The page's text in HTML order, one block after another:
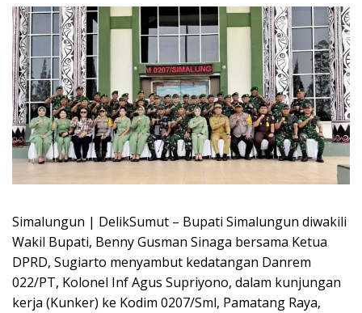
Simalungun | DelikSumut – Bupati Simalungun diwakili
Wakil Bupati, Benny Gusman Sinaga bersama Ketua
DPRD, Sugiarto menyambut kedatangan Danrem
022/PT, Kolonel Inf Agus Supriyono, dalam kunjungan
kerja (Kunker) ke Kodim 0207/Sml, Pamatang Raya,